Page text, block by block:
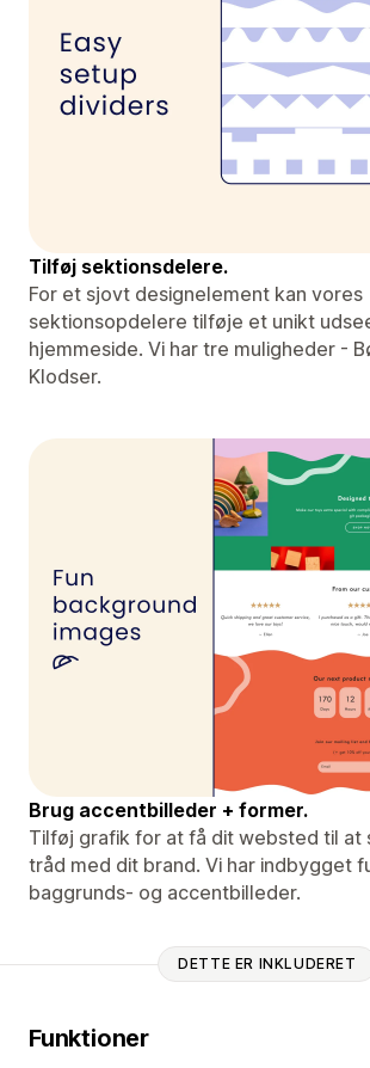
Tilføj sektionsdelere.
For et sjovt designelement kan vores
sektionsopdelere tilføje et unikt
hjemmeside. Vi har tre muligheder -
Klodser.
Brug accentbilleder + former.
Tilføj grafik for at få dit websted til at
tråd med dit brand. Vi har indbygget
baggrunds- og accentbilleder.
DETTE ER INKLUDERET
Funktioner